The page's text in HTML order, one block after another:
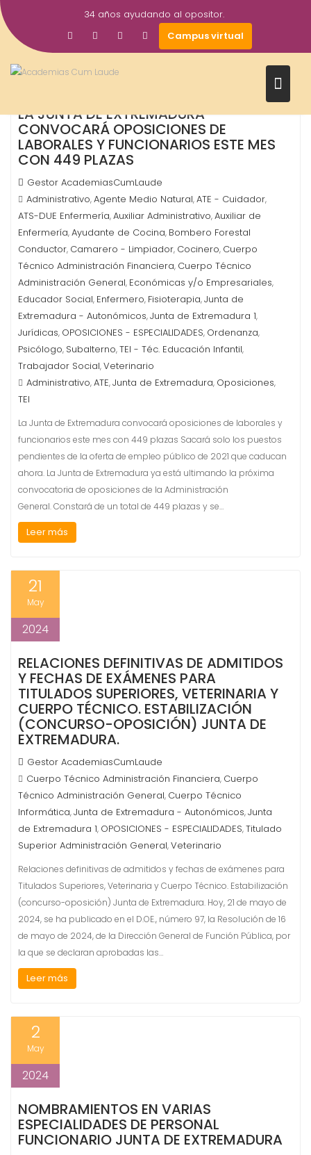
Saltar
al
contenido
34 años ayudando al opositor.
Campus virtual
Dic
2024
LA JUNTA DE EXTREMADURA
CONVOCARÁ OPOSICIONES DE
LABORALES Y FUNCIONARIOS ESTE MES
CON 449 PLAZAS
Gestor AcademiasCumLaude
Administrativo,Agente Medio Natural,ATE - Cuidador,
ATS-DUE Enfermería,Auxiliar Administrativo,Auxiliar de
Enfermería,Ayudante de Cocina, Bombero Forestal
Conductor, Camarero - Limpiador, Cocinero, Cuerpo
Técnico Administración Financiera, Cuerpo Técnico
Administración General, Económicas y/o Empresariales,
Educador Social, Enfermero, Fisioterapia,Junta de
Extremadura - Autonómicos,Junta de Extremadura 1,
Jurídicas, OPOSICIONES - ESPECIALIDADES, Ordenanza,
Psicólogo, Subalterno,TEI - Téc. Educación Infantil,
Trabajador Social,Veterinario
Administrativo,ATE,Junta de Extremadura, Oposiciones,
TEI
La Junta de Extremadura convocará oposiciones de laborales y
funcionarios este mes con 449 plazas Sacará solo los puestos
pendientes de la oferta de empleo público de 2021 que caducan
ahora. La Junta de Extremadura ya está ultimando la próxima
convocatoria de oposiciones de la Administración
General. Constará de un total de 449 plazas y se…
Leer más
21
May
2024
RELACIONES DEFINITIVAS DE ADMITIDOS
Y FECHAS DE EXÁMENES PARA
TITULADOS SUPERIORES, VETERINARIA Y
CUERPO TÉCNICO. ESTABILIZACIÓN
(CONCURSO-OPOSICIÓN) JUNTA DE
EXTREMADURA.
Gestor AcademiasCumLaude
Cuerpo Técnico Administración Financiera, Cuerpo
Técnico Administración General, Cuerpo Técnico
Informática,Junta de Extremadura - Autonómicos,Junta
de Extremadura 1, OPOSICIONES - ESPECIALIDADES,Titulado
Superior Administración General,Veterinario
Relaciones definitivas de admitidos y fechas de exámenes para
Titulados Superiores, Veterinaria y Cuerpo Técnico. Estabilización
(concurso-oposición) Junta de Extremadura. Hoy, 21 de mayo de
2024, se ha publicado en el D.OE., número 97, la Resolución de 16
de mayo de 2024, de la Dirección General de Función Pública, por
la que se declaran aprobadas las…
Leer más
2
May
2024
NOMBRAMIENTOS EN VARIAS
ESPECIALIDADES DE PERSONAL
FUNCIONARIO JUNTA DE EXTREMADURA